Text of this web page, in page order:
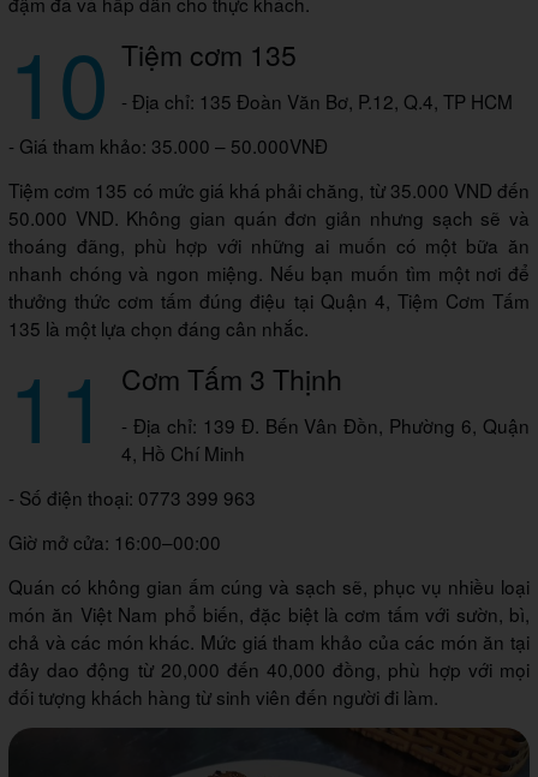
10 Tiệm cơm 135
- Địa chỉ: 135 Đoàn Văn Bơ, P.12, Q.4, TP HCM
- Giá tham khảo: 35.000 – 50.000VNĐ
Tiệm cơm 135 có mức giá khá phải chăng, từ 35.000 VND đến
50.000 VND. Không gian quán đơn giản nhưng sạch sẽ và
thoáng đãng, phù hợp với những ai muốn có một bữa ăn
nhanh chóng và ngon miệng. Nếu bạn muốn tìm một nơi để
thưởng thức cơm tấm đúng điệu tại Quận 4, Tiệm Cơm Tấm
135 là một lựa chọn đáng cân nhắc.
11 Cơm Tấm 3 Thịnh
- Địa chỉ: 139 Đ. Bến Vân Đồn, Phường 6, Quận
4, Hồ Chí Minh
- Số điện thoại: 0773 399 963
Giờ mở cửa: 16:00–00:00
Quán có không gian ấm cúng và sạch sẽ, phục vụ nhiều loại
món ăn Việt Nam phổ biến, đặc biệt là cơm tấm với sườn, bì,
chả và các món khác. Mức giá tham khảo của các món ăn tại
đây dao động từ 20,000 đến 40,000 đồng, phù hợp với mọi
đối tượng khách hàng từ sinh viên đến người đi làm.